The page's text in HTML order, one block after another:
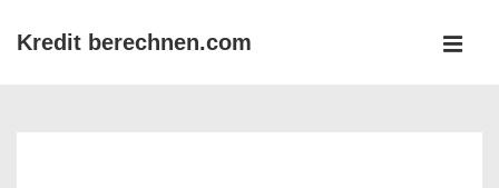
ZumKredit berechnen.com